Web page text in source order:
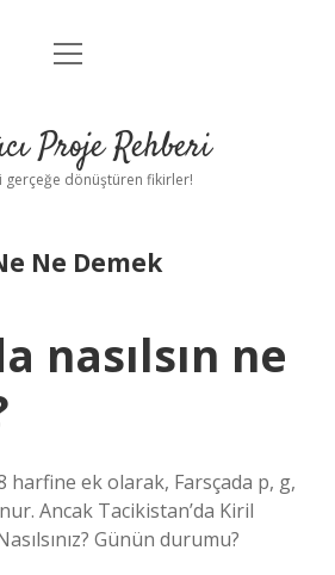
Anasayfa
Yasal Uyarı
menüyü
Proje Rehberi
gerçeğe dönüştüren fikirler!
Ne Demek
nasılsın ne
harfine ek olarak, Farsçada p, g,
Ancak Tacikistan’da Kiril
Günün durumu?